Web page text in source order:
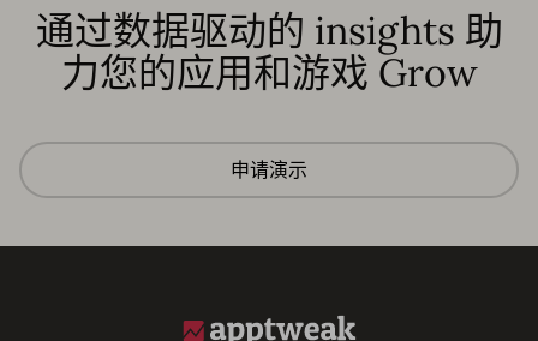
通过数据驱动的 insights 助
力您的应用和游戏 Grow
申请演示